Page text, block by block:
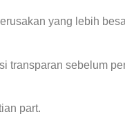
yang lebih
transparan sebelum
part.